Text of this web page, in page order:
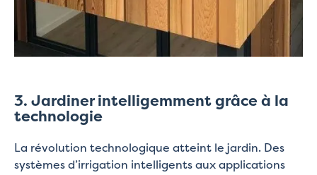
3. Jardiner intelligemment grâce à la
technologie
La révolution technologique atteint le jardin. Des
systèmes d’irrigation intelligents aux applications